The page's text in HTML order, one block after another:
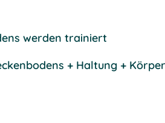
werden trainiert
+ Haltung +